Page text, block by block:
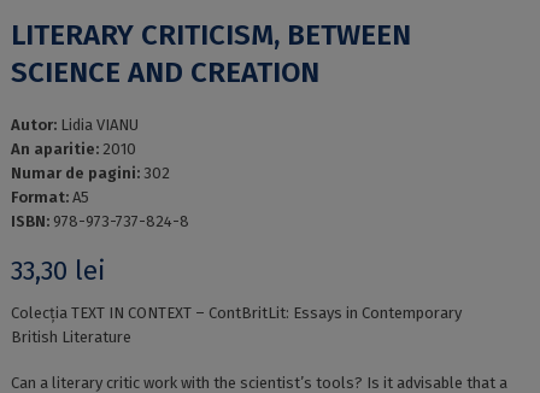
LITERARY CRITICISM, BETWEEN
SCIENCE AND CREATION
Autor: Lidia VIANU
An aparitie: 2010
Numar de pagini: 302
Format: A5
ISBN: 978-973-737-824-8
33,30 lei
Colecția TEXT IN CONTEXT – ContBritLit: Essays in Contemporary
British Literature
Can a literary critic work with the scientist’s tools? Is it advisable that a